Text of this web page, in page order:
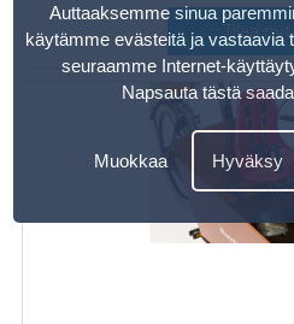
Tilaa nyt
Auttaaksemme sinua
käytämme evästeitä ja vastaavia
seuraamme Internet-
Napsauta tästä
Muokkaa Hyväksy